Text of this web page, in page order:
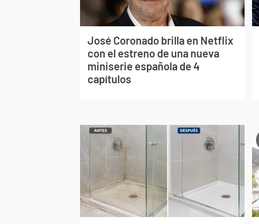
José Coronado brilla en Netflix
con el estreno de una nueva
miniserie española de 4
capítulos